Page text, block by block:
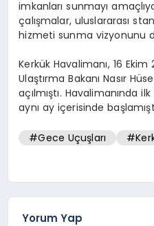
imkanları sunmayı
çalışmalar, uluslararası
hizmeti sunma vizyonunu
Kerkük Havalimanı, 16
Ulaştırma Bakanı Nasır
açılmıştı. Havalimanında
aynı ay içerisinde
#Gece Uçuşları
Yorum Yap